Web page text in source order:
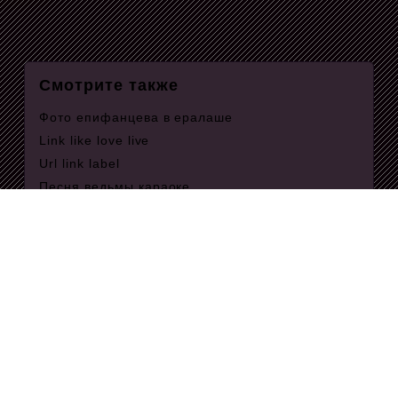
Смотрите также
Фото епифанцева в ералаше
Link like love live
Url link label
Песня ведьмы караоке